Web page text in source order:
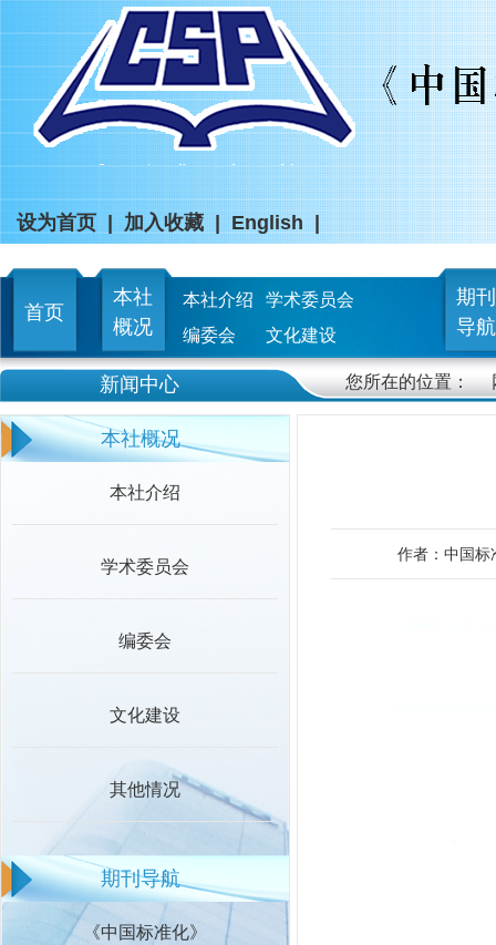
设为首页 加入收藏 English
首页
本社
概况
本社介绍
学术委员会
编委会
文化建设
期刊
导航
新闻中心 您所在的位置：
本社概况
本社介绍
学术委员会
编委会
文化建设
其他情况
期刊导航
《中国标准化》
作者：中国标